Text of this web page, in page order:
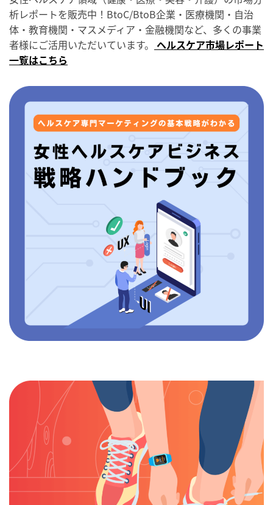
析レポートを販売中！BtoC/BtoB企業・医療機関・自治
体・教育機関・マスメディア・金融機関など、多くの事業
者様にご活用いただいています。 ヘルスケア市場レポート
一覧はこちら